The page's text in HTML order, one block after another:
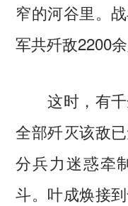
窄的河谷里。
军共歼敌2200余
这时，有千
全部歼灭该敌
分兵力迷惑牵
斗。叶成焕接